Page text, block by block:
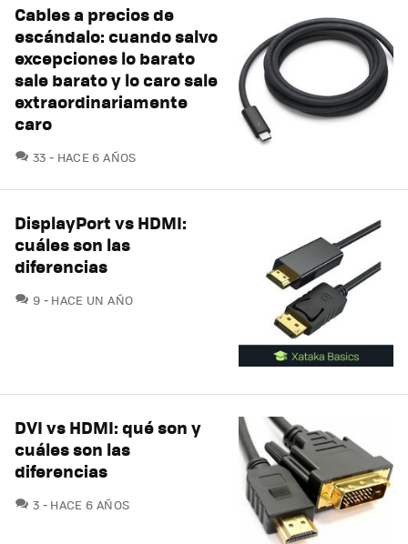
Cables a precios de
escándalo: cuando salvo
excepciones lo barato
sale barato y lo caro sale
extraordinariamente
caro
33 COMENTARIOS
HACE 6 AÑOS
DisplayPort vs HDMI:
cuáles son las
diferencias
9 COMENTARIOS
HACE UN AÑO
DVI vs HDMI: qué son y
cuáles son las
diferencias
3 COMENTARIOS
HACE 6 AÑOS